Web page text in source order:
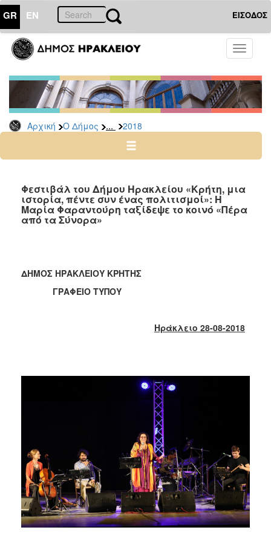
GR EN ΕΙΣΟΔΟΣ
Toggle
Αρχική Ο Δήμος ... 2018
ΔΗΜΟΣ
Δελτία
Τύπου
Αρχείο
2026
2024
2022
2021
2018
2017
ΤΟΠΟΣ
ΠΟΛΙΤΙΣΜΟΣ
Φεστιβάλ του Δήμου Ηρακλείου «Κρήτη, μια
ιστορία, πέντε συν ένας πολιτισμοί»: H
Μαρία Φαραντούρη ταξίδεψε το κοινό «Πέρα
από τα Σύνορα»
ΔΗΜΟΣ ΗΡΑΚΛΕΙΟΥ ΚΡΗΤΗΣ
ΓΡΑΦΕΙΟ ΤΥΠΟΥ
Ηράκλειο 28-08-2018